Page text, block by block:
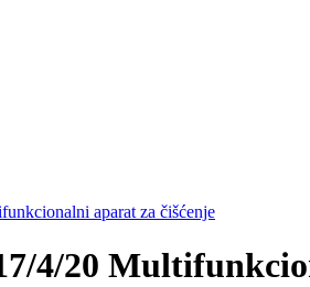
aparat za čišćenje
4/20